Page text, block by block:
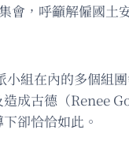
會，呼籲解僱國
組在內的多個組
成古德（Renee
卻恰恰如此。